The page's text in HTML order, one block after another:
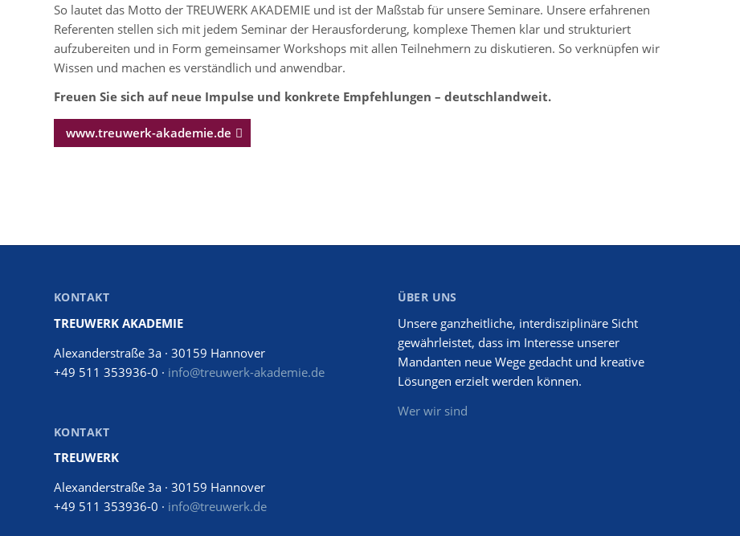
So lautet das Motto der TREUWERK AKADEMIE und ist der Maßstab für unsere Seminare. Unsere erfahrenen
Referenten stellen sich mit jedem Seminar der Herausforderung, komplexe Themen klar und strukturiert
aufzubereiten und in Form gemeinsamer Workshops mit allen Teilnehmern zu diskutieren. So verknüpfen wir
Wissen und machen es verständlich und anwendbar.
Freuen Sie sich auf neue Impulse und konkrete Empfehlungen – deutschlandweit.
www.treuwerk-akademie.de
KONTAKT
TREUWERK AKADEMIE
Alexanderstraße 3a · 30159 Hannover
+49 511 353936-0 · info@treuwerk-akademie.de
KONTAKT
TREUWERK
Alexanderstraße 3a · 30159 Hannover
+49 511 353936-0 · info@treuwerk.de
ÜBER UNS
Unsere ganzheitliche, interdisziplinäre Sicht
gewährleistet, dass im Interesse unserer
Mandanten neue Wege gedacht und kreative
Lösungen erzielt werden können.
Wer wir sind